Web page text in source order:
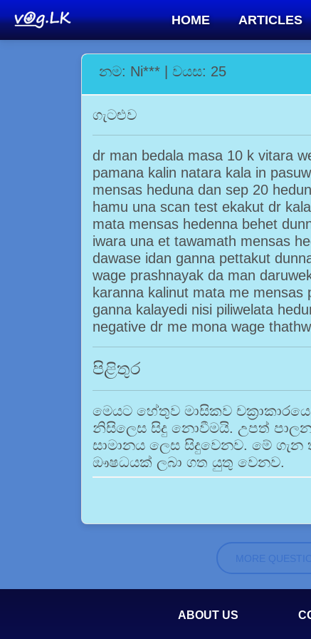
HOME ARTICLES
නම: Ni*** | වයස: 25
ගැටළුව
dr man bedala masa 10 k vitara
pamana kalin natara kala in
mensas heduna dan sep 20
hamu una scan test ekakut dr
mata mensas hedenna behet
iwara una et tawamath mensas
dawase idan ganna pettakut
wage prashnayak da man
karanna kalinut mata me
ganna kalayedi nisi piliwelata
negative dr me mona wage
පිළිතුර
මෙයට හේතුව මාසිකව
නිසිලෙස සිදු නොවීමයි. උපත්
සාමානය ලෙස සිදුවෙනව. මේ
ඖෂධයක් ලබා ගත යුතු වෙනව.
MORE
ABOUT US